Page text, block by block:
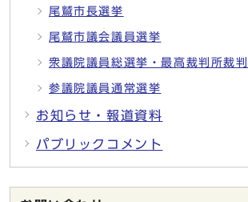
尾鷲市長選挙
尾鷲市議会議員選挙
衆議院議員総選挙・最高裁判所裁
参議院議員通常選挙
お知らせ・報道資料
パブリックコメント